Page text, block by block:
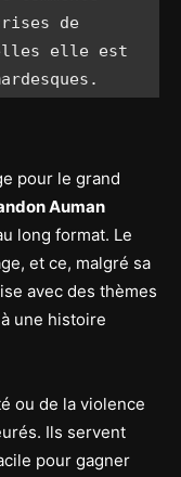
de
elle est
pour le grand
Auman
long format. Le
et ce, malgré sa
avec des thèmes
une histoire
ou de la violence
Ils servent
pour gagner